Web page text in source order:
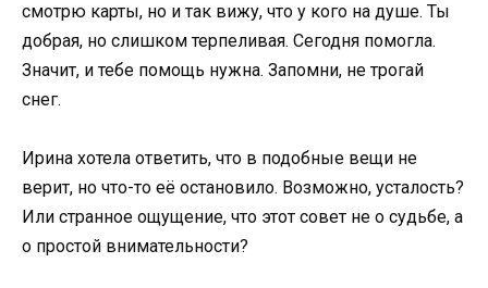
смотрю карты, но и так вижу, что у кого на душе. Ты
добрая, но слишком терпеливая. Сегодня помогла.
Значит, и тебе помощь нужна. Запомни, не трогай
снег.
Ирина хотела ответить, что в подобные вещи не
верит, но что-то её остановило. Возможно, усталость?
Или странное ощущение, что этот совет не о судьбе, а
о простой внимательности?